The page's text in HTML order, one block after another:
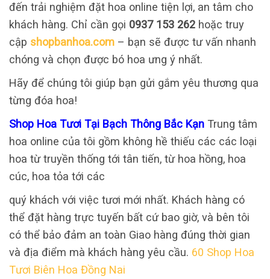
đến trải nghiệm đặt hoa online tiện lợi, an tâm cho
khách hàng. Chỉ cần gọi 0937 153 262 hoặc truy
cập shopbanhoa.com – bạn sẽ được tư vấn nhanh
chóng và chọn được bó hoa ưng ý nhất.
Hãy để chúng tôi giúp bạn gửi gắm yêu thương qua
từng đóa hoa!
Shop Hoa Tươi Tại Bạch Thông Bắc Kạn Trung tâm
hoa online của tôi gồm không hề thiếu các các loại
hoa từ truyền thống tới tân tiến, từ hoa hồng, hoa
cúc, hoa tỏa tới các
quý khách với việc tươi mới nhất. Khách hàng có
thể đặt hàng trực tuyến bất cứ bao giờ, và bên tôi
có thể bảo đảm an toàn Giao hàng đúng thời gian
và địa điểm mà khách hàng yêu cầu. 60 Shop Hoa
Tươi Biên Hoa Đồng Nai